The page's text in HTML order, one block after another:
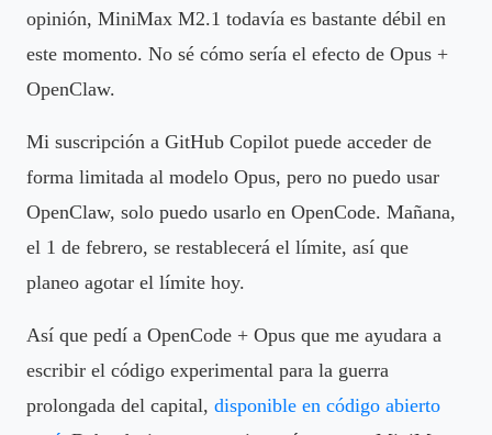
opinión, MiniMax M2.1 todavía es bastante débil en
este momento. No sé cómo sería el efecto de Opus +
OpenClaw.
Mi suscripción a GitHub Copilot puede acceder de
forma limitada al modelo Opus, pero no puedo usar
OpenClaw, solo puedo usarlo en OpenCode. Mañana,
el 1 de febrero, se restablecerá el límite, así que
planeo agotar el límite hoy.
Así que pedí a OpenCode + Opus que me ayudara a
escribir el código experimental para la guerra
prolongada del capital, disponible en código abierto